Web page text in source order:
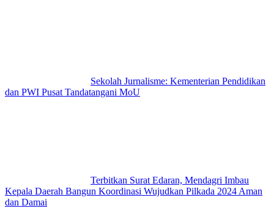
Sekolah Jurnalisme: Kementerian Pendidikan
dan PWI Pusat Tandatangani MoU
Terbitkan Surat Edaran, Mendagri Imbau
Kepala Daerah Bangun Koordinasi Wujudkan Pilkada 2024 Aman
dan Damai